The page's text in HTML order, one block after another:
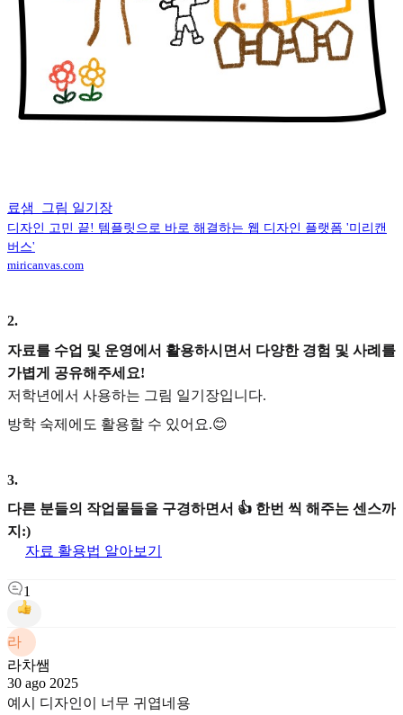
료샘_그림 일기장
디자인 고민 끝! 템플릿으로 바로 해결하는 웹 디자인 플랫폼 '미리캔
버스'
miricanvas.com
2.
자료를 수업 및 운영에서 활용하시면서 다양한 경험 및 사례를
가볍게 공유해주세요!
저학년에서 사용하는 그림 일기장입니다.
방학 숙제에도 활용할 수 있어요.😊
3.
다른 분들의 작업물들을 구경하면서 👍 한번 씩 해주는 센스까
지:)
자료 활용법 알아보기
1
라
라차쌤
30 ago 2025
예시 디자인이 너무 귀엽네용